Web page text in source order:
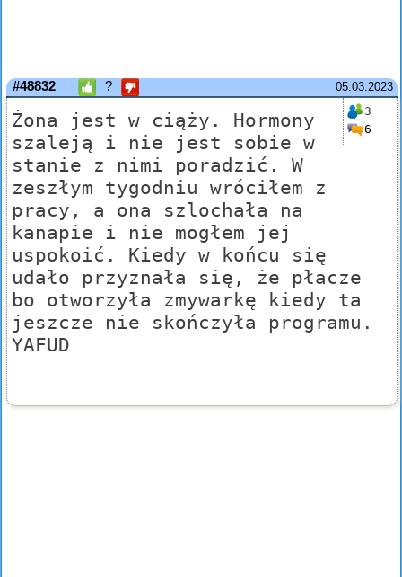
05.03.2023
#48832 ?
3
6
Żona jest w ciąży. Hormony
szaleją i nie jest sobie w
stanie z nimi poradzić. W
zeszłym tygodniu wróciłem z
pracy, a ona szlochała na
kanapie i nie mogłem jej
uspokoić. Kiedy w końcu się
udało przyznała się, że płacze
bo otworzyła zmywarkę kiedy ta
jeszcze nie skończyła programu.
YAFUD